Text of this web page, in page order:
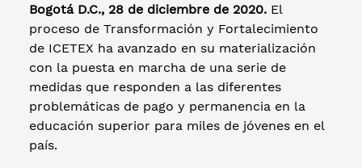
Bogotá D.C., 28 de diciembre de 2020. El
proceso de Transformación y Fortalecimiento
de ICETEX ha avanzado en su materialización
con la puesta en marcha de una serie de
medidas que responden a las diferentes
problemáticas de pago y permanencia en la
educación superior para miles de jóvenes en el
país.